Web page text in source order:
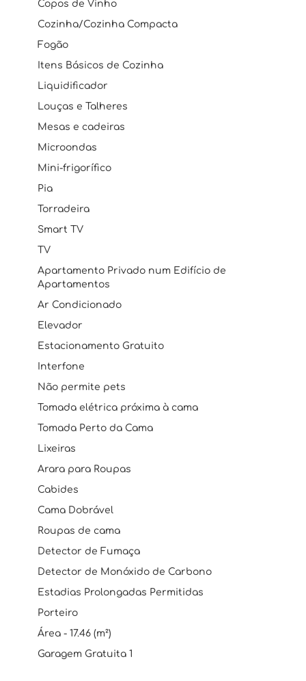
Copos de Vinho
Cozinha/Cozinha Compacta
Fogão
Itens Básicos de Cozinha
Liquidificador
Louças e Talheres
Mesas e cadeiras
Microondas
Mini-frigorífico
Pia
Torradeira
Smart TV
TV
Apartamento Privado num Edifício de
Apartamentos
Ar Condicionado
Elevador
Estacionamento Gratuito
Interfone
Não permite pets
Tomada elétrica próxima à cama
Tomada Perto da Cama
Lixeiras
Arara para Roupas
Cabides
Cama Dobrável
Roupas de cama
Detector de Fumaça
Detector de Monóxido de Carbono
Estadias Prolongadas Permitidas
Porteiro
Área - 17.46 (m²)
Garagem Gratuita 1